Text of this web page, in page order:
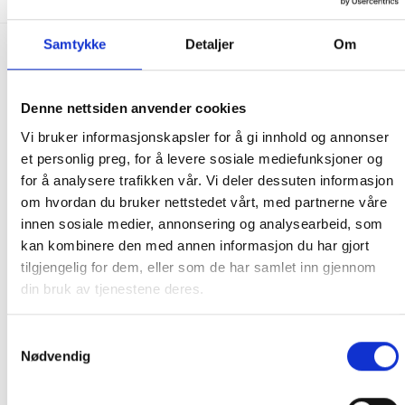
Samtykke Detaljer Om
Denne nettsiden anvender cookies
Vi bruker informasjonskapsler for å gi innhold og annonser
et personlig preg, for å levere sosiale mediefunksjoner og
for å analysere trafikken vår. Vi deler dessuten informasjon
om hvordan du bruker nettstedet vårt, med partnerne våre
innen sosiale medier, annonsering og analysearbeid, som
kan kombinere den med annen informasjon du har gjort
tilgjengelig for dem, eller som de har samlet inn gjennom
din bruk av tjenestene deres.
Nødvendig
handlekurven/checkout. Prisen avhenger av vekt eller volumvekt
på pakken.
Produkter som kan knuses eller skades via. transport sendes ikke.
Kjølevarer sendes heller ikke.
Levering på nærmeste post i butikk.
Maksmål: 35 kg / 120 x 60 x 60 cm
Med Sporing
Har du ikke fått noen alternativ på frakt på din pakke så er
pakken enten for tung, eller varen har fått frakten fjernet pga.
butikk, og får derfor kun opp valget klikk & hent. Hør med oss på